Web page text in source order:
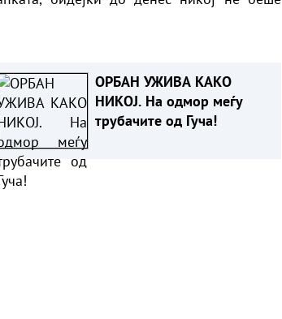
ОРБАН УЖИВА КАКО
НИКОЈ. На одмор меѓу
трубачите од Гуча!